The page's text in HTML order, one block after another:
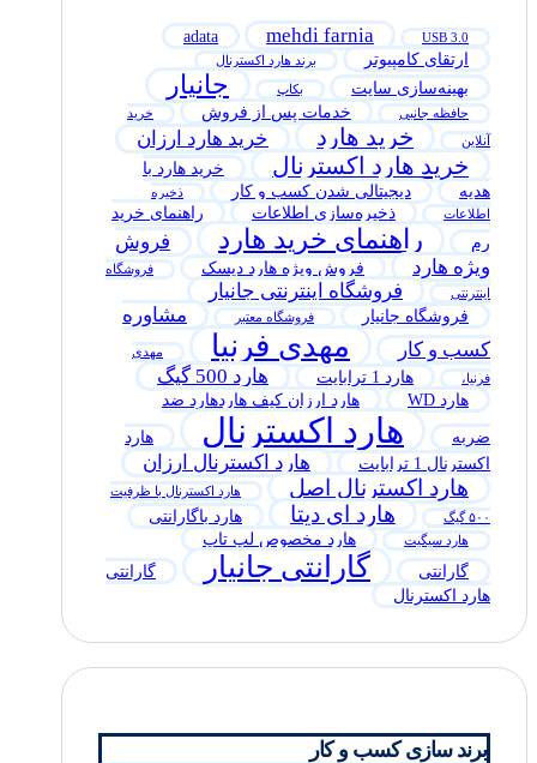
adata mehdi farnia USB 3.0
ارتقای کامپیوتر برند هارد اکسترنال
بهینه‌سازی سایت بکاپ جانیار
حافظه جانبی خدمات پس از فروش خرید
آنلاین خرید هارد خرید هارد ارزان
خرید هارد اکسترنال
خرید هارد با
هدیه
دیجیتالی شدن کسب و کار
ذخیره
اطلاعات
ذخیره‌سازی اطلاعات
راهنمای خرید
رم
راهنمای خرید هارد
فروش
ویژه هارد
فروش ویژه هارد دیسک
فروشگاه
اینترنتی
فروشگاه اینترنتی جانیار
فروشگاه جانیار فروشگاه معتبر
مشاوره
کسب و کار
مهدی فرنیا
مهدی
فرنیا،
هارد 1 ترابایت هارد 500 گیگ
هارد WD
هارد ارزان کیف هاردهارد ضد
ضربه
هارد اکسترنال
هارد
اکسترنال 1 ترابایت
هارد اکسترنال ارزان
هارد اکسترنال اصل
هارد اکسترنال با ظرفیت
۵۰۰ گیگ
هارد ای دیتا هارد باگارانتی
هارد سیگیت
هارد مخصوص لپ تاپ
گارانتی
گارانتی جانیار
گارانتی
هارد اکسترنال
برند سازی کسب و کار